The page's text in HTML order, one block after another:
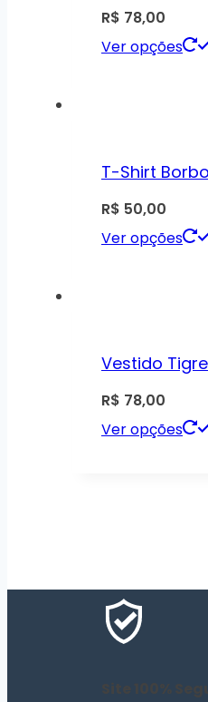
R$ 78,00
Ver opções
T-Shirt
R$ 50,00
Ver opções
Vestido Tigre
R$ 78,00
Ver opções